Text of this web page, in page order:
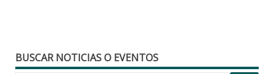
BUSCAR NOTICIAS O EVENTOS